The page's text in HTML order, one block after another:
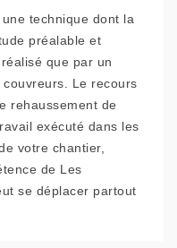
technique dont la
préalable et
que par un
Le recours
rehaussement de
exécuté dans les
votre chantier,
de Les
se déplacer partout